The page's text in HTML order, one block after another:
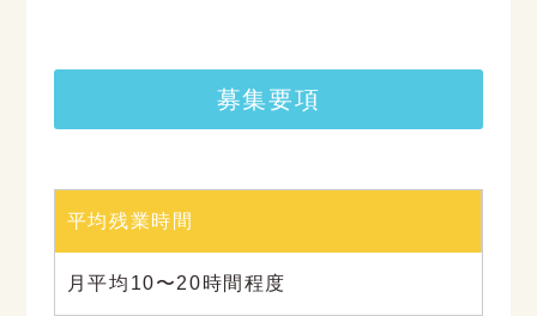
募集要項
平均残業時間
月平均10〜20時間程度